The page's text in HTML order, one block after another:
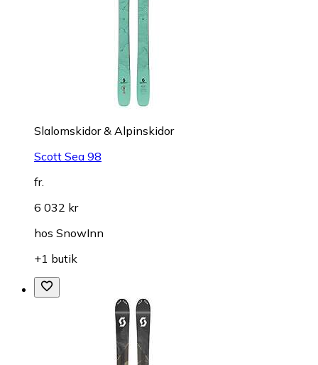
Slalomskidor & Alpinskidor
Scott Sea 98
fr.
6 032 kr
hos SnowInn
+1 butik